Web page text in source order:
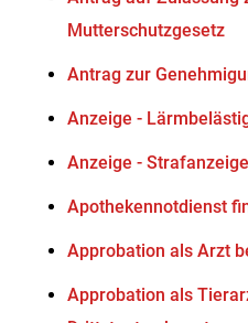
Mutterschutzgesetz
Antrag zur
Anzeige -
Anzeige -
Apothekennotdienst
Approbation als Arzt
Approbation als